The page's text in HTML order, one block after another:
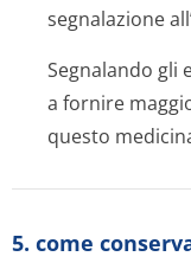
segnalazione
Segnalando gli
a fornire
questo
5. come